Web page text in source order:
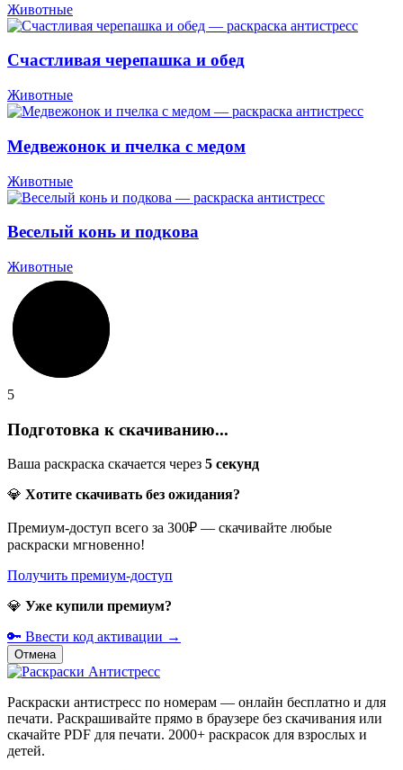
Животные
Счастливая черепашка и обед
Животные
Медвежонок и пчелка с медом
Животные
Веселый конь и подкова
Животные
5
Подготовка к скачиванию...
Ваша раскраска скачается через 5 секунд
💎 Хотите скачивать без ожидания?
Премиум-доступ всего за 300₽ — скачивайте любые
раскраски мгновенно!
Получить премиум-доступ
💎 Уже купили премиум?
🔑 Ввести код активации →
Отмена
Раскраски антистресс по номерам — онлайн бесплатно и для
печати. Раскрашивайте прямо в браузере без скачивания или
скачайте PDF для печати. 2000+ раскрасок для взрослых и
детей.